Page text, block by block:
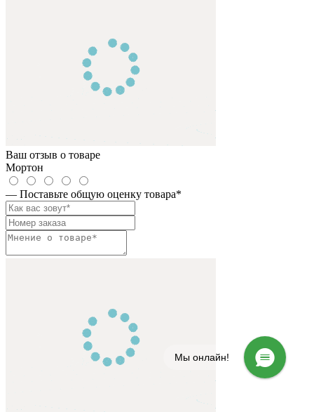
Ваш отзыв о товаре
Мортон
— Поставьте общую оценку товара*
Мы онлайн!